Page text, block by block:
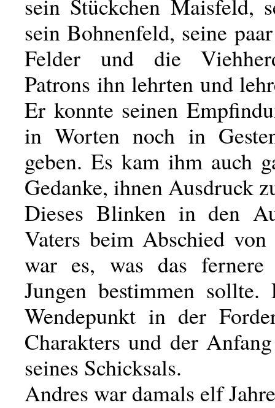
sein Stückchen Maisfeld,
sein Bohnenfeld, seine
Felder und die
Patrons ihn lehrten und
Er konnte seinen
in Worten noch in
geben. Es kam ihm auch
Gedanke, ihnen Ausdruck
Dieses Blinken in den
Vaters beim Abschied
war es, was das fernere
Jungen bestimmen
Wendepunkt in der
Charakters und der
seines Schicksals.
Andres war damals elf